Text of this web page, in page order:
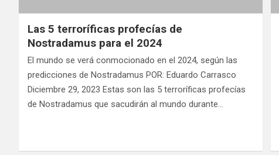
Las 5 terroríficas profecías de
Nostradamus para el 2024
El mundo se verá conmocionado en el 2024, según las
predicciones de Nostradamus POR: Eduardo Carrasco
Diciembre 29, 2023 Estas son las 5 terroríficas profecías
de Nostradamus que sacudirán al mundo durante…